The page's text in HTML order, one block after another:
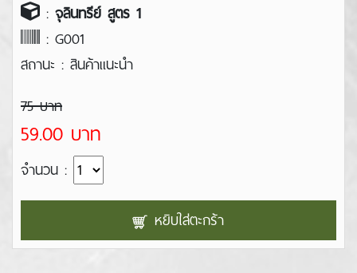
: จุลินทรีย์ สูตร 1
: G001
สถานะ : สินค้าแนะนำ
75 บาท
59.00 บาท
จำนวน :
หยิบใส่ตะกร้า